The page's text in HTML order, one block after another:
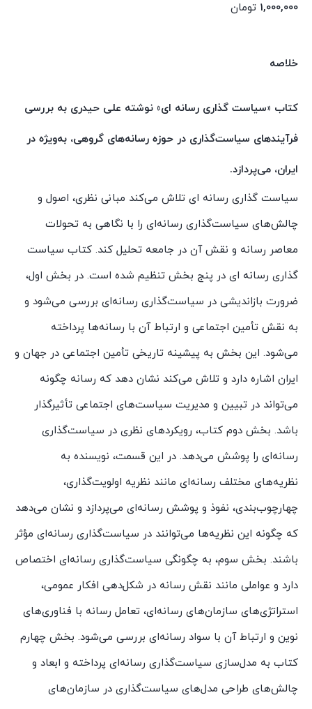
1,000,000 تومان
خلاصه
کتاب «سیاست گذاری رسانه ای» نوشته علی حیدری به بررسی
فرآیندهای سیاست‌گذاری در حوزه رسانه‌های گروهی، به‌ویژه در
ایران، می‌پردازد.
سیاست گذاری رسانه ای تلاش می‌کند مبانی نظری، اصول و
چالش‌های سیاست‌گذاری رسانه‌ای را با نگاهی به تحولات
معاصر رسانه و نقش آن در جامعه تحلیل کند. کتاب سیاست
گذاری رسانه ای در پنج بخش تنظیم شده است. در بخش اول،
ضرورت بازاندیشی در سیاست‌گذاری رسانه‌ای بررسی می‌شود و
به نقش تأمین اجتماعی و ارتباط آن با رسانه‌ها پرداخته
می‌شود. این بخش به پیشینه تاریخی تأمین اجتماعی در جهان و
ایران اشاره دارد و تلاش می‌کند نشان دهد که رسانه چگونه
می‌تواند در تبیین و مدیریت سیاست‌های اجتماعی تأثیرگذار
باشد. بخش دوم کتاب، رویکردهای نظری در سیاست‌گذاری
رسانه‌ای را پوشش می‌دهد. در این قسمت، نویسنده به
نظریه‌های مختلف رسانه‌ای مانند نظریه اولویت‌گذاری،
چهارچوب‌بندی، نفوذ و پوشش رسانه‌ای می‌پردازد و نشان می‌دهد
که چگونه این نظریه‌ها می‌توانند در سیاست‌گذاری رسانه‌ای مؤثر
باشند. بخش سوم، به چگونگی سیاست‌گذاری رسانه‌ای اختصاص
دارد و عواملی مانند نقش رسانه در شکل‌دهی افکار عمومی،
استراتژی‌های سازمان‌های رسانه‌ای، تعامل رسانه با فناوری‌های
نوین و ارتباط آن با سواد رسانه‌ای بررسی می‌شود. بخش چهارم
کتاب به مدل‌سازی سیاست‌گذاری رسانه‌ای پرداخته و ابعاد و
چالش‌های طراحی مدل‌های سیاست‌گذاری در سازمان‌های